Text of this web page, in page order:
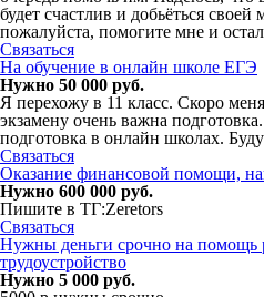
будет счастлив и добьёться
пожалуйста, помогите мне и
Связаться
На обучение в онлайн школе ЕГЭ
Нужно 50 000 руб.
Я перехожу в 11 класс. Скоро
экзамену очень важна
подготовка в онлайн школах.
Связаться
Оказание финансовой помощи,
Нужно 600 000 руб.
Пишите в ТГ:Zeretors
Связаться
Нужны деньги срочно на помощь
трудоустройство
Нужно 5 000 руб.